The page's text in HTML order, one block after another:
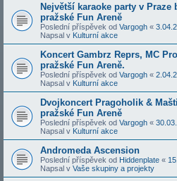
Největší karaoke party v Praze
pražské Fun Areně
Poslední příspěvek od Vargogh «
Napsal v Kulturní akce
Koncert Gambrz Reprs, MC
pražské Fun Areně.
Poslední příspěvek od Vargogh «
Napsal v Kulturní akce
Dvojkoncert Pragoholik &
pražské Fun Areně
Poslední příspěvek od Vargogh «
Napsal v Kulturní akce
Andromeda Ascension
Poslední příspěvek od Hiddenplate «
Napsal v Vaše skupiny a projekty